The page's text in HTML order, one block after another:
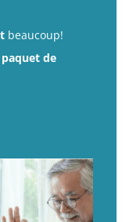
beaucoup!
paquet de